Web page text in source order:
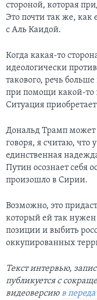
стороной, которая
Это почти так же,
с Аль Каидой.
Когда какая-то
идеологически
такового, речь
при помощи какой-
Ситуация
Дональд Трамп может
говоря, я считаю, что
единственная
Путин осознает себя
произошло в Сирии.
Возможно, это
который ей так нужен
позиции и выбить
оккупированных
Текст интервью,
публикуется с
видеоверсию в